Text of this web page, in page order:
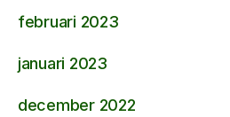
februari 2023
januari 2023
december 2022